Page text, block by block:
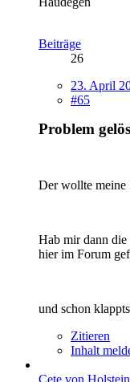
Beiträge
26
23. April
#65
Problem
Der wollte meine
Hab mir dann
hier im Forum
und schon
Zitieren
Inhalt
Cete von Holstein